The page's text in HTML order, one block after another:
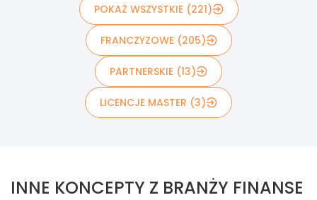
POKAŻ WSZYSTKIE (221)
FRANCZYZOWE (205)
PARTNERSKIE (13)
LICENCJE MASTER (3)
INNE KONCEPTY Z BRANŻY FINANSE